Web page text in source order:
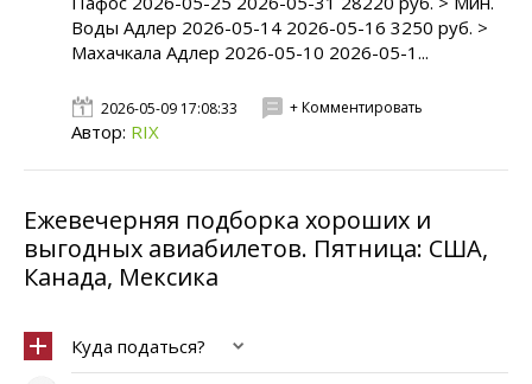
Воды Адлер 2026-05-14 2026-05-16 3250 руб. >
Махачкала Адлер 2026-05-10 2026-05-1...
2026-05-09 17:08:33 + Комментировать
Автор: RIX
Ежевечерняя подборка хороших и
выгодных авиабилетов. Пятница: США,
Канада, Мексика
Куда податься?